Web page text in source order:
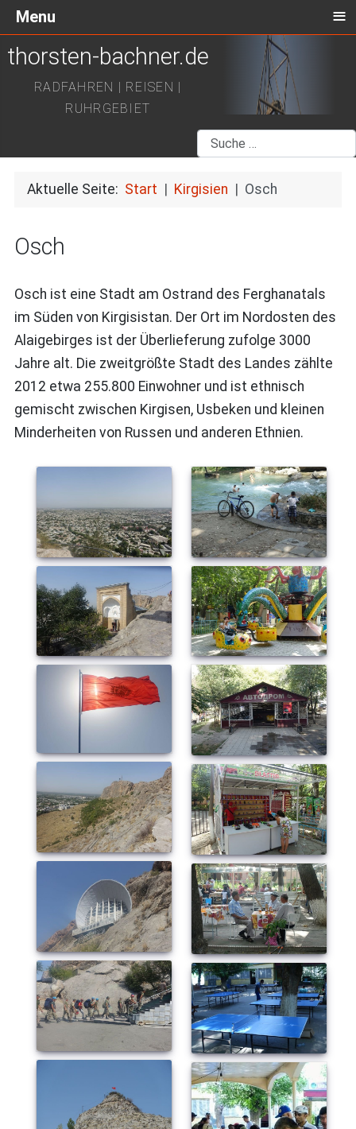
thorsten-bachner.de
RADFAHREN | REISEN |
RUHRGEBIET
Suchen
Aktuelle Seite: Start Kirgisien Osch
Osch
Osch ist eine Stadt am Ostrand des Ferghanatals
im Süden von Kirgisistan. Der Ort im Nordosten des
Alaigebirges ist der Überlieferung zufolge 3000
Jahre alt. Die zweitgrößte Stadt des Landes zählte
2012 etwa 255.800 Einwohner und ist ethnisch
gemischt zwischen Kirgisen, Usbeken und kleinen
Minderheiten von Russen und anderen Ethnien.
Menu ≡